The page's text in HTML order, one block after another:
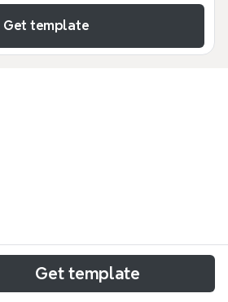
Get template
U es una estructura visual
equipos de servicios
Get template